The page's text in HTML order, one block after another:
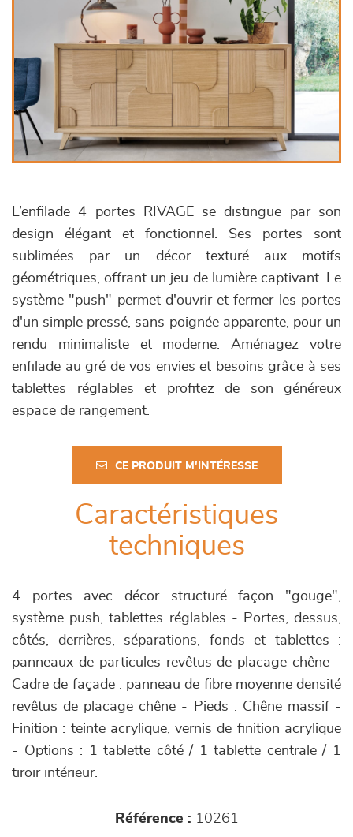
L’enfilade 4 portes RIVAGE se distingue par son
design élégant et fonctionnel. Ses portes sont
sublimées par un décor texturé aux motifs
géométriques, offrant un jeu de lumière captivant. Le
système "push" permet d'ouvrir et fermer les portes
d'un simple pressé, sans poignée apparente, pour un
rendu minimaliste et moderne. Aménagez votre
enfilade au gré de vos envies et besoins grâce à ses
tablettes réglables et profitez de son généreux
espace de rangement.
CE PRODUIT M'INTÉRESSE
Caractéristiques
techniques
4 portes avec décor structuré façon "gouge",
système push, tablettes réglables - Portes, dessus,
côtés, derrières, séparations, fonds et tablettes :
panneaux de particules revêtus de placage chêne -
Cadre de façade : panneau de fibre moyenne densité
revêtus de placage chêne - Pieds : Chêne massif -
Finition : teinte acrylique, vernis de finition acrylique
- Options : 1 tablette côté / 1 tablette centrale / 1
tiroir intérieur.
Référence : 10261